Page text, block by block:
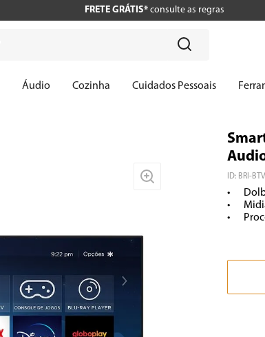
FRETE GRÁTIS*consulte as regras
Áudio Cozinha Cuidados Pessoais
ID: BRI-
•	Dolby Audio: qualidade de som garantida
•	Midia Cast: espelhe seu dispositivo móvel na TV
•